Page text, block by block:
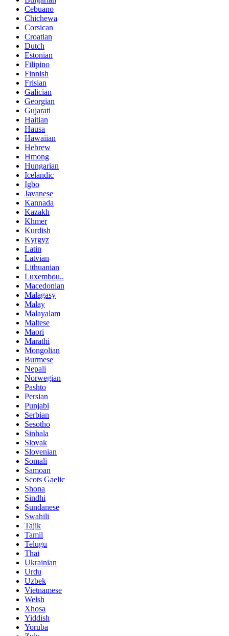
Cebuano
Chichewa
Corsican
Croatian
Dutch
Estonian
Filipino
Finnish
Frisian
Galician
Georgian
Gujarati
Haitian
Hausa
Hawaiian
Hebrew
Hmong
Hungarian
Icelandic
Igbo
Javanese
Kannada
Kazakh
Khmer
Kurdish
Kyrgyz
Latin
Latvian
Lithuanian
Luxembou..
Macedonian
Malagasy
Malay
Malayalam
Maltese
Maori
Marathi
Mongolian
Burmese
Nepali
Norwegian
Pashto
Persian
Punjabi
Serbian
Sesotho
Sinhala
Slovak
Slovenian
Somali
Samoan
Scots Gaelic
Shona
Sindhi
Sundanese
Swahili
Tajik
Tamil
Telugu
Thai
Ukrainian
Urdu
Uzbek
Vietnamese
Welsh
Xhosa
Yiddish
Yoruba